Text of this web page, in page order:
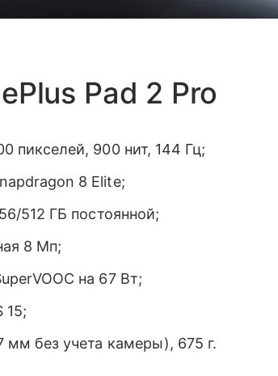
Pad 2 Pro
пикселей, 900 нит, 144 Гц;
8 Elite;
512 ГБ постоянной;
8 Мп;
на 67 Вт;
15;
без учета камеры), 675 г.